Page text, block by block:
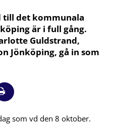
till det kommunala
är i full gång.
Guldstrand,
Jönköping, gå in som
som vd den 8 oktober.